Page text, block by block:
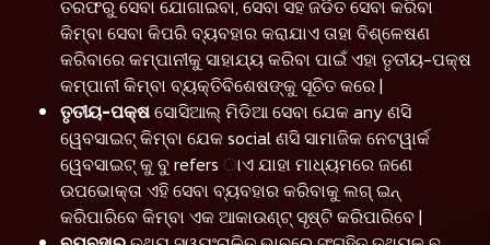
ତରଫରୁ ସେବା ଯୋଗାଇବା, ସେବା ସହ ଜଡିତ ସେବା କରିବା
କିମ୍ବା ସେବା କିପରି ବ୍ୟବହାର କରାଯାଏ ତାହା ବିଶ୍ଳେଷଣ
କରିବାରେ କମ୍ପାନୀକୁ ସାହାଯ୍ୟ କରିବା ପାଇଁ ଏହା ତୃତୀୟ-ପକ୍ଷ
କମ୍ପାନୀ କିମ୍ବା ବ୍ୟକ୍ତିବିଶେଷଙ୍କୁ ସୂଚିତ କରେ |
ତୃତୀୟ-ପକ୍ଷସୋସିଆଲ୍ ମିଡିଆ ସେବା ଯେକ any ଣସି
ୱେବସାଇଟ୍ କିମ୍ବା ଯେକ social ଣସି ସାମାଜିକ ନେଟୱାର୍କ
ୱେବସାଇଟ୍ କୁ ବୁ refers ାଏ ଯାହା ମାଧ୍ୟମରେ ଜଣେ
ଉପଭୋକ୍ତା ଏହି ସେବା ବ୍ୟବହାର କରିବାକୁ ଲଗ୍ ଇନ୍
କରିପାରିବେ କିମ୍ବା ଏକ ଆକାଉଣ୍ଟ୍ ସୃଷ୍ଟି କରିପାରିବେ |